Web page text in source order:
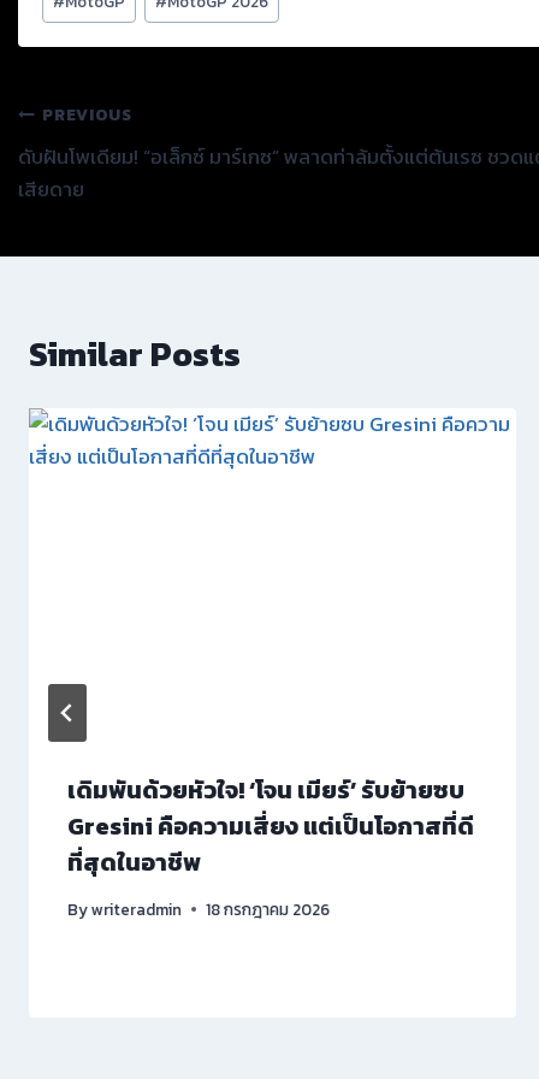
Tags:
แนะแนว
เรื่อง
PREVIOUS
ดับฝันโพเดียม! “อเล็กซ์ มาร์เกซ” พลาดท่าล้มตั้งแต่ต้นเรซ ชวด
เสียดาย
Similar Posts
เดิมพันด้วยหัวใจ! ‘โจน เมียร์’ รับย้ายซบ
Gresini คือความเสี่ยง แต่เป็นโอกาสที่ดี
ที่สุดในอาชีพ
Bywriteradmin 18 กรกฎาคม 2026